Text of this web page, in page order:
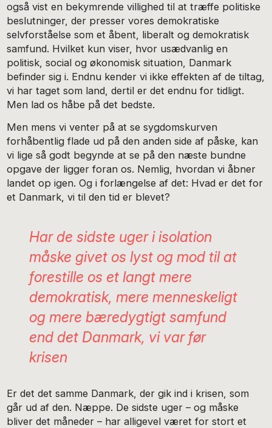
også vist en bekymrende villighed til at træffe politiske
beslutninger, der presser vores demokratiske
selvforståelse som et åbent, liberalt og demokratisk
samfund. Hvilket kun viser, hvor usædvanlig en
politisk, social og økonomisk situation, Danmark
befinder sig i. Endnu kender vi ikke effekten af de tiltag,
vi har taget som land, dertil er det endnu for tidligt.
Men lad os håbe på det bedste.
Men mens vi venter på at se sygdomskurven
forhåbentlig flade ud på den anden side af påske, kan
vi lige så godt begynde at se på den næste bundne
opgave der ligger foran os. Nemlig, hvordan vi åbner
landet op igen. Og i forlængelse af det: Hvad er det for
et Danmark, vi til den tid er blevet?
Har de sidste uger i isolation
måske givet os lyst og mod til at
forestille os et langt mere
demokratisk, mere menneskeligt
og mere bæredygtigt samfund
end det Danmark, vi var før
krisen
Er det det samme Danmark, der gik ind i krisen, som
går ud af den. Næppe. De sidste uger – og måske
bliver det måneder – har alligevel været for stort et